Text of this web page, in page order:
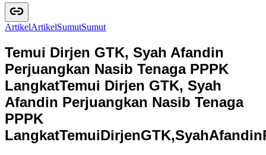
ArtikelArtikelSumutSumut
Temui Dirjen GTK, Syah Afandin
Perjuangkan Nasib Tenaga PPPK
LangkatTemui Dirjen GTK, Syah
Afandin Perjuangkan Nasib Tenaga
PPPK
LangkatTemuiDirjenGTK,SyahAfandin